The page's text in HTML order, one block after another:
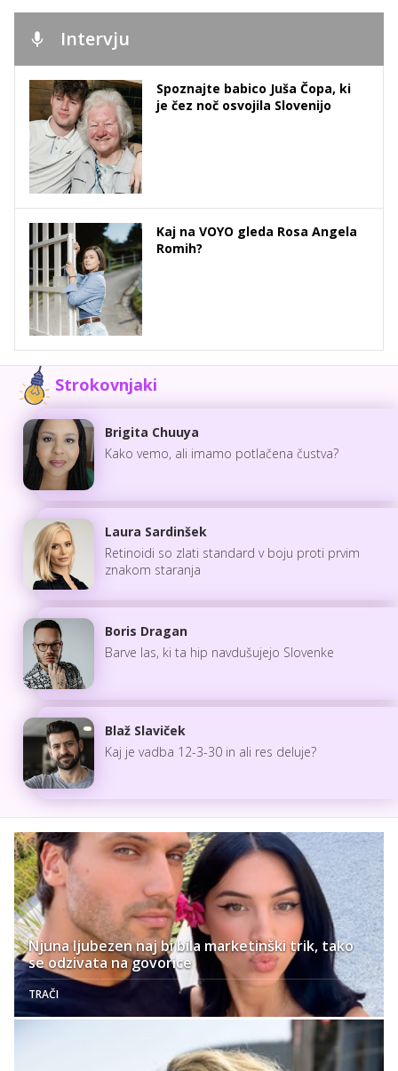
Intervju
Spoznajte babico Juša Čopa, ki
je čez noč osvojila Slovenijo
Kaj na VOYO gleda Rosa Angela
Romih?
Strokovnjaki
Brigita Chuuya
Kako vemo, ali imamo potlačena čustva?
Laura Sardinšek
Retinoidi so zlati standard v boju proti prvim
znakom staranja
Boris Dragan
Barve las, ki ta hip navdušujejo Slovenke
Blaž Slaviček
Kaj je vadba 12-3-30 in ali res deluje?
Njuna ljubezen naj bi bila marketinški trik, tako
se odzivata na govorice
TRAČI